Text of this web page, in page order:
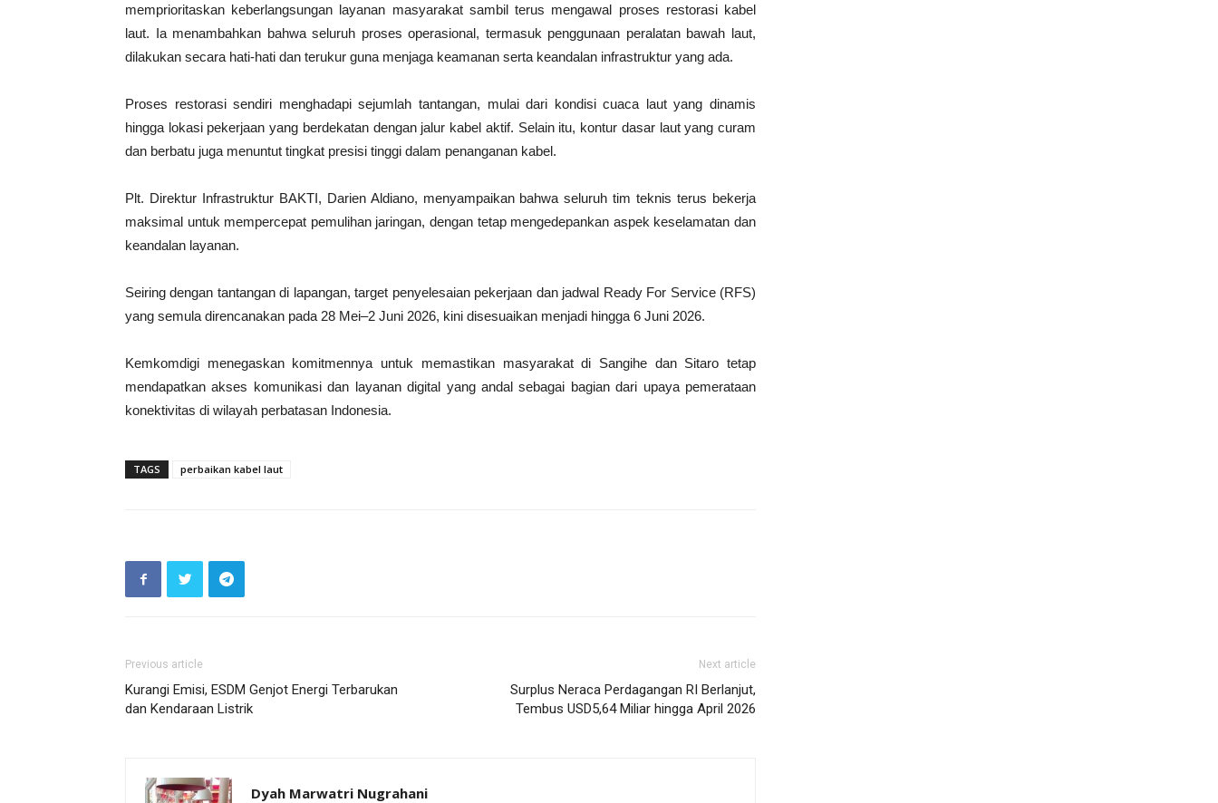
memprioritaskan keberlangsungan layanan masyarakat sambil terus mengawal proses restorasi kabel
laut. Ia menambahkan bahwa seluruh proses operasional, termasuk penggunaan peralatan bawah laut,
dilakukan secara hati-hati dan terukur guna menjaga keamanan serta keandalan infrastruktur yang ada.
Proses restorasi sendiri menghadapi sejumlah tantangan, mulai dari kondisi cuaca laut yang dinamis
hingga lokasi pekerjaan yang berdekatan dengan jalur kabel aktif. Selain itu, kontur dasar laut yang curam
dan berbatu juga menuntut tingkat presisi tinggi dalam penanganan kabel.
Plt. Direktur Infrastruktur BAKTI, Darien Aldiano, menyampaikan bahwa seluruh tim teknis terus bekerja
maksimal untuk mempercepat pemulihan jaringan, dengan tetap mengedepankan aspek keselamatan dan
keandalan layanan.
Seiring dengan tantangan di lapangan, target penyelesaian pekerjaan dan jadwal Ready For Service (RFS)
yang semula direncanakan pada 28 Mei–2 Juni 2026, kini disesuaikan menjadi hingga 6 Juni 2026.
Kemkomdigi menegaskan komitmennya untuk memastikan masyarakat di Sangihe dan Sitaro tetap
mendapatkan akses komunikasi dan layanan digital yang andal sebagai bagian dari upaya pemerataan
konektivitas di wilayah perbatasan Indonesia.
TAGS perbaikan kabel laut
Previous article
Kurangi Emisi, ESDM Genjot Energi Terbarukan
dan Kendaraan Listrik
Next article
Surplus Neraca Perdagangan RI Berlanjut,
Tembus USD5,64 Miliar hingga April 2026
Dyah Marwatri Nugrahani